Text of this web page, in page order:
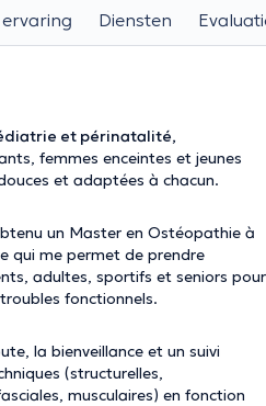
Diensten
et périnatalité,
femmes enceintes et jeunes
et adaptées à chacun.
un Master en Ostéopathie à
qui me permet de prendre
adultes, sportifs et seniors pour
fonctionnels.
la bienveillance et un suivi
(structurelles,
musculaires) en fonction